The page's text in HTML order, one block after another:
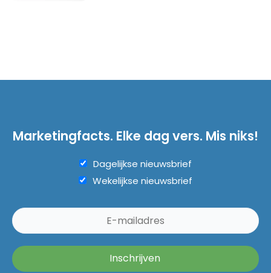
Marketingfacts. Elke dag vers. Mis niks!
Dagelijkse nieuwsbrief
Wekelijkse nieuwsbrief